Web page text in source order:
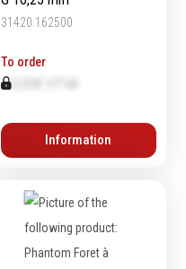
31420.162500
To order
Information